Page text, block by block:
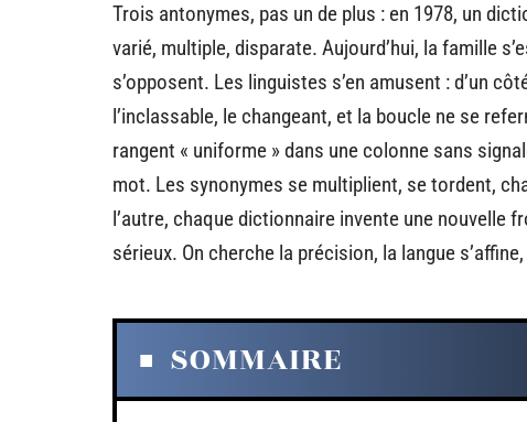
Trois antonymes, pas un de plus : en 1978, un
varié, multiple, disparate. Aujourd’hui, la famille
s’opposent. Les linguistes s’en amusent : d’un
l’inclassable, le changeant, et la boucle ne se
rangent « uniforme » dans une colonne sans
mot. Les synonymes se multiplient, se tordent,
l’autre, chaque dictionnaire invente une nouvelle
sérieux. On cherche la précision, la langue
SOMMAIRE